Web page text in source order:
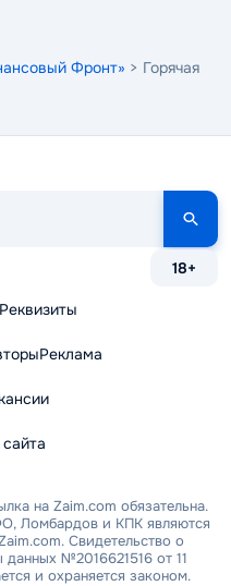
Фронт» > Горячая
18+
Реквизиты
Реклама
на Zaim.com обязательна.
Ломбардов и КПК являются
Свидетельство о
данных №2016621516 от 11
и охраняется законом.